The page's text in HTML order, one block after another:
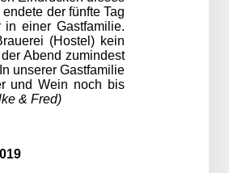
der fünfte Tag
einer Gastfamilie.
(Hostel) kein
Abend zumindest
unserer Gastfamilie
und Wein noch bis
& Fred)